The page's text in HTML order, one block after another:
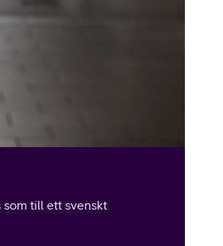
till ett svenskt